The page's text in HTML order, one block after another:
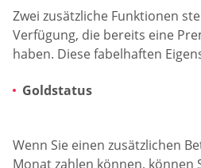
Zwei zusätzliche Funktionen
Verfügung, die bereits eine
haben. Diese fabelhaften
Goldstatus
Wenn Sie einen zusätzlichen
Monat zahlen können, können